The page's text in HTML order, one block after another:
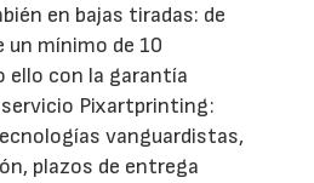
en bajas tiradas: de
un mínimo de 10
ello con la garantía
Pixartprinting:
vanguardistas,
plazos de entrega